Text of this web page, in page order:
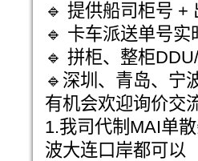
🔹 提供船司柜号 +
🔹 卡车派送单号实
🔹 拼柜、整柜
🔹深圳、青岛、宁
有机会欢迎询价交
1.我司代制MAI单
波大连口岸都可以